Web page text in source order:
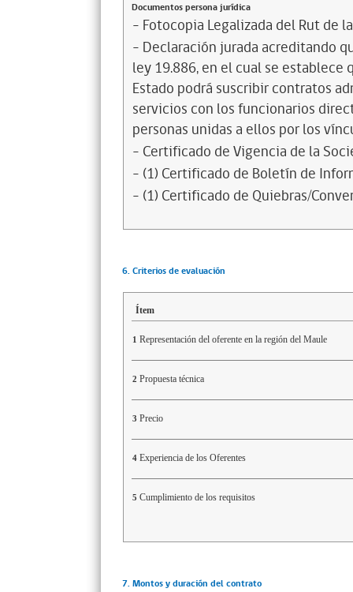
Documentos persona jurídica
- Fotocopia Legalizada del Rut de
- Declaración jurada acreditando
ley 19.886, en el cual se
Estado podrá suscribir contratos
servicios con los funcionarios
personas unidas a ellos por los
- Certificado de Vigencia de la
- (1) Certificado de Boletín de
- (1) Certificado de Quiebras/
6. Criterios de evaluación
Ítem
1 Representación del oferente en la región del Maule
2 Propuesta técnica
3 Precio
4 Experiencia de los Oferentes
5 Cumplimiento de los requisitos
7. Montos y duración del contrato